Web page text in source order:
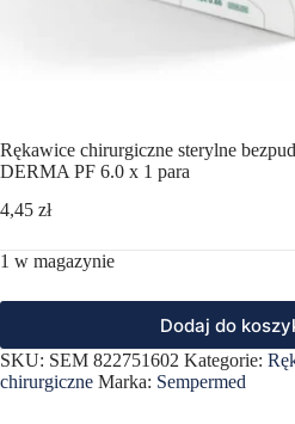
Rękawice chirurgiczne sterylne
DERMA PF 6.0 x 1 para
4,45 zł
1 w magazynie
Dodaj do
SKU: SEM 822751602 Kategorie:
chirurgiczne Marka: Sempermed